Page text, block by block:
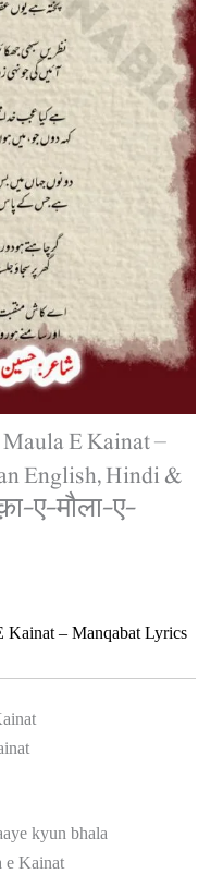
E Kainat –
English, Hindi &
ए-मौला-ए-
Kainat – Manqabat Lyrics
kyun bhala
e Kainat